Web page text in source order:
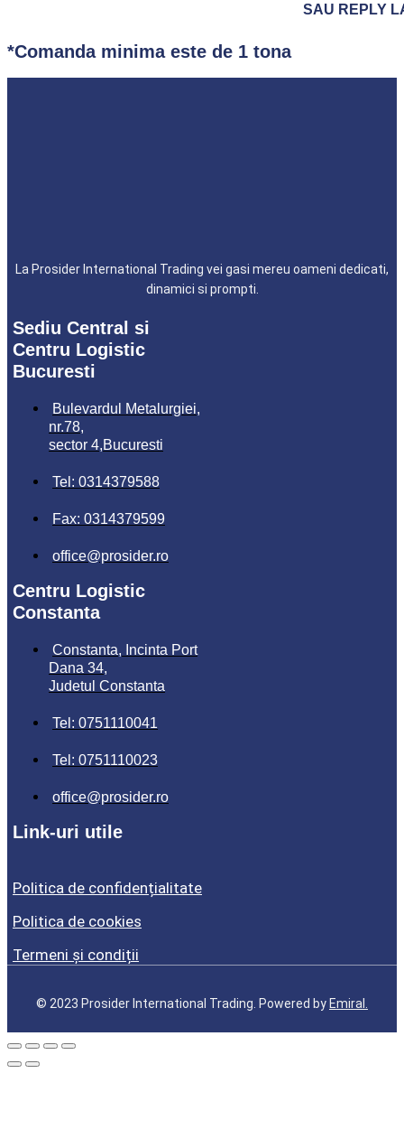
SAU REPLY
*Comanda minima este de 1 tona
La Prosider International Trading vei gasi mereu oameni dedicati,
dinamici si prompti.
Sediu Central si
Centru Logistic
Bucuresti
Bulevardul Metalurgiei,
nr.78,
sector 4,Bucuresti
Tel: 0314379588
Fax: 0314379599
office@prosider.ro
Centru Logistic
Constanta
Constanta, Incinta Port
Dana 34,
Judetul Constanta
Tel: 0751110041
Tel: 0751110023
office@prosider.ro
Link-uri utile
Politica de confidențialitate
Politica de cookies
Termeni și condiții
© 2023 Prosider International Trading. Powered by Emiral.